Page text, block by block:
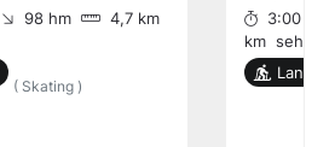
98 hm
4,7 km
( Skating )
3:00 h
km sehr